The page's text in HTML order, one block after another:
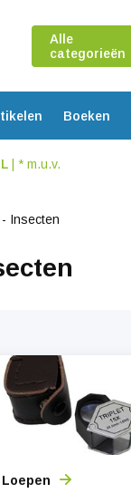
Alle
categorieën
Boeken
| * m.u.v.
Insecten
Loepen